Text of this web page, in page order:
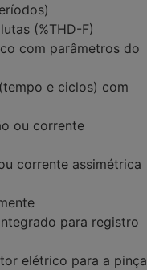
(%THD-F)
com parâmetros do
e ciclos) com
ou corrente
corrente assimétrica
para registro
elétrico para a pinça